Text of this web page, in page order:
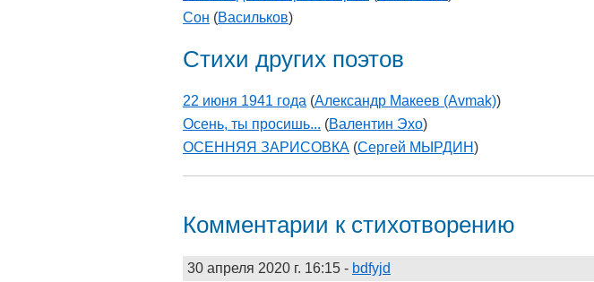
Сон (Васильков)
Стихи других поэтов
22 июня 1941 года (Александр Макеев (Avmak))
Осень, ты просишь... (Валентин Эхо)
ОСЕННЯЯ ЗАРИСОВКА (Сергей МЫРДИН)
Комментарии к стихотворению
30 апреля 2020 г. 16:15 - bdfyjd